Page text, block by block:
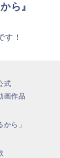
ら』
す！
式
画作品
から」